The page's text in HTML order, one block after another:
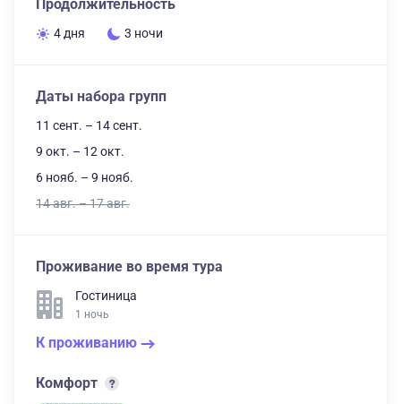
Продолжительность
4 дня 3 ночи
Даты набора групп
11 сент. – 14 сент.
9 окт. – 12 окт.
6 нояб. – 9 нояб.
14 авг. – 17 авг.
Проживание во время тура
Гостиница
1 ночь
К проживанию
Комфорт